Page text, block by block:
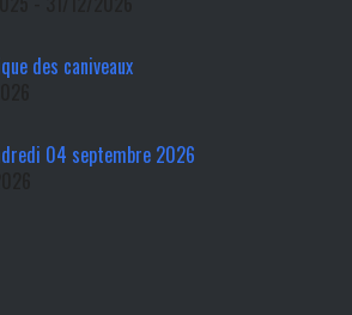
des caniveaux
04 septembre 2026